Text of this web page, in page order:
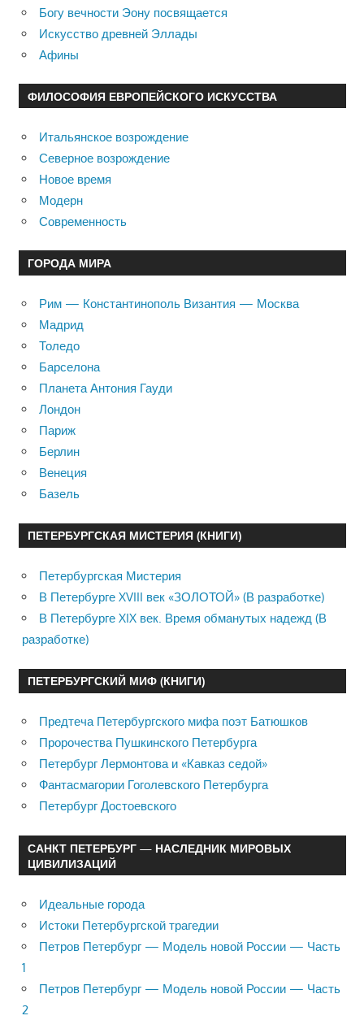
Богу вечности Эону посвящается
Искусство древней Эллады
Афины
ФИЛОСОФИЯ ЕВРОПЕЙСКОГО ИСКУССТВА
Итальянское возрождение
Северное возрождение
Новое время
Модерн
Современность
ГОРОДА МИРА
Рим — Константинополь Византия — Москва
Мадрид
Толедо
Барселона
Планета Антония Гауди
Лондон
Париж
Берлин
Венеция
Базель
ПЕТЕРБУРГСКАЯ МИСТЕРИЯ (КНИГИ)
Петербургская Мистерия
В Петербурге XVIII век «ЗОЛОТОЙ» (В разработке)
В Петербурге XIX век. Время обманутых надежд (В
разработке)
ПЕТЕРБУРГСКИЙ МИФ (КНИГИ)
Предтеча Петербургского мифа поэт Батюшков
Пророчества Пушкинского Петербурга
Петербург Лермонтова и «Кавказ седой»
Фантасмагории Гоголевского Петербурга
Петербург Достоевского
САНКТ ПЕТЕРБУРГ — НАСЛЕДНИК МИРОВЫХ
ЦИВИЛИЗАЦИЙ
Идеальные города
Истоки Петербургской трагедии
Петров Петербург — Модель новой России — Часть
1
Петров Петербург — Модель новой России — Часть
2